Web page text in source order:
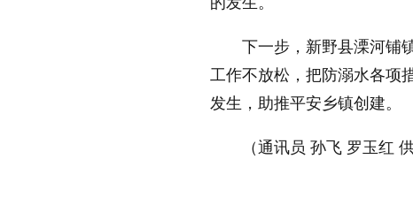
下一步，新野县溧河铺
工作不放松，把防溺水各项
发生，助推平安乡镇创建。
（通讯员 孙飞 罗玉红 供